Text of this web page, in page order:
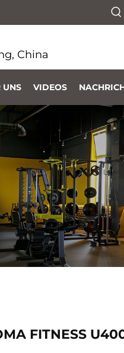
China
UNS VIDEOS
FITNESS